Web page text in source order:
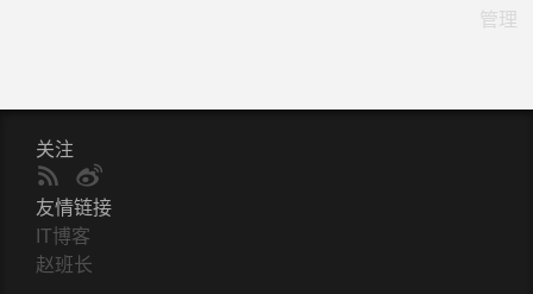
管理
关注
友情链接
IT博客
赵班长